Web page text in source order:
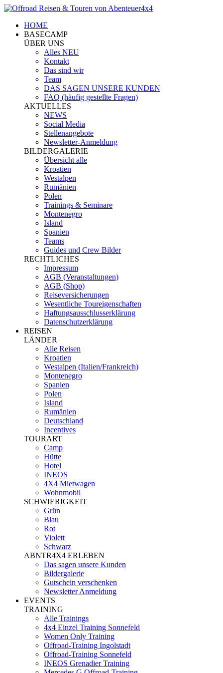
HOME
BASECAMP
ÜBER UNS
Alles NEU
Kontakt
Das sind wir
Team
DAS SAGEN UNSERE KUNDEN
FAQ (häufig gestellte Fragen)
AKTUELLES
NEWS
Social Media
Stellenangebote
Newsletter-Anmeldung
BILDERGALERIE
Übersicht alle
Kroatien
Westalpen
Rumänien
Polen
Trainings & Seminare
Montenegro
Island
Spanien
Teams
Guides und Crew Bilder
RECHTLICHES
Impressum
AGB (Veranstaltungen)
AGB (Shop)
Reiseversicherungen
Wesentliche Toureigenschaften
Haftungsausschlusserklärung
Datenschutzerklärung
REISEN
LÄNDER
Alle Reisen
Kroatien
Westalpen (Italien/Frankreich)
Montenegro
Spanien
Polen
Island
Rumänien
Deutschland
Incentives
TOURART
Camp
Hütte
Hotel
INEOS
4X4 Mietwagen
Wohnmobil
SCHWIERIGKEIT
Grün
Blau
Rot
Violett
Schwarz
ABNTR4X4 ERLEBEN
Das sagen unsere Kunden
Bildergalerie
Gutschein verschenken
Newsletter Anmeldung
EVENTS
TRAINING
Alle Trainings
4x4 Einzel Training Sonnefeld
Women Only Training
Offroad-Training Ingolstadt
Offroad-Training Sonnefeld
INEOS Grenadier Training